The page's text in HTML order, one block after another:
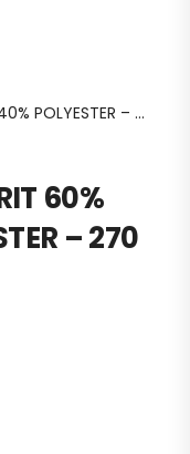
BERMUDA MACH SPIRIT 60% COTON / 40% POLYESTER – 270 G/M²
60%
– 270